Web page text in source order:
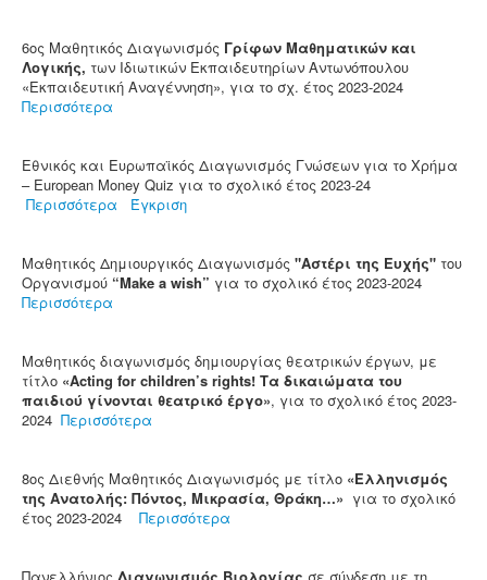
6ος Μαθητικός Διαγωνισμός Γρίφων Μαθηματικών και
Λογικής, των Ιδιωτικών Εκπαιδευτηρίων Αντωνόπουλου
«Εκπαιδευτική Αναγέννηση», για το σχ. έτος 2023-2024
Περισσότερα
Εθνικός και Ευρωπαϊκός Διαγωνισμός Γνώσεων για το Χρήμα
– European Money Quiz για το σχολικό έτος 2023-24
Περισσότερα
Έγκριση
Μαθητικός Δημιουργικός Διαγωνισμός "Αστέρι της Ευχής" του
Οργανισμού “Make a wish” για το σχολικό έτος 2023-2024
Περισσότερα
Μαθητικός διαγωνισμός δημιουργίας θεατρικών έργων, με
τίτλο «Acting for children’s rights! Τα δικαιώματα του
παιδιού γίνονται θεατρικό έργο», για το σχολικό έτος 2023-
2024 Περισσότερα
8ος Διεθνής Μαθητικός Διαγωνισμός με τίτλο «Ελληνισμός
της Ανατολής: Πόντος, Μικρασία, Θράκη…» για το σχολικό
έτος 2023-2024 Περισσότερα